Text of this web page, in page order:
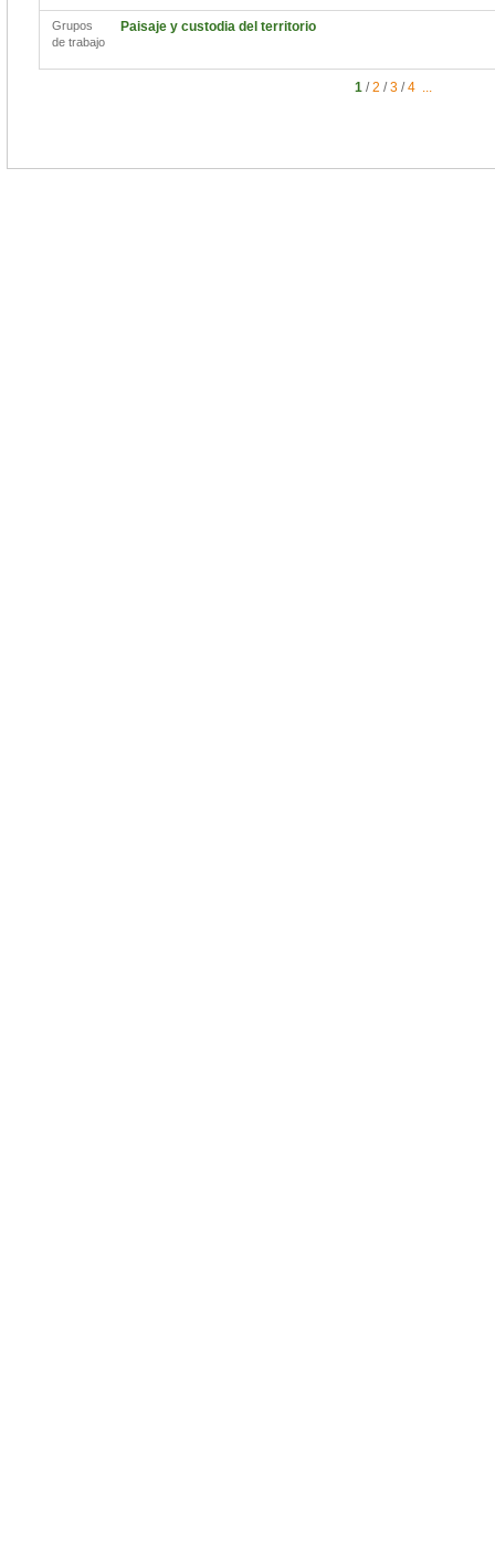
Grupos
de trabajo
Paisaje y custodia del territorio
1 / 2 / 3 / 4 ...